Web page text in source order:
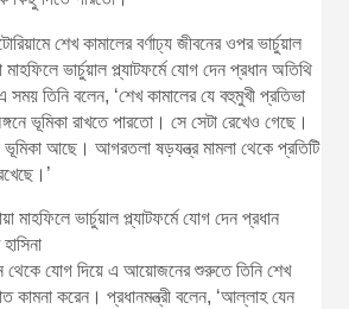
শেখ কামালের বর্ণাঢ্য জীবনের ওপর ভার্চুয়াল
ভার্চুয়াল প্ল্যাটফর্মে যোগ দেন প্রধান অতিথি
সময় তিনি বলেন, ‘শেখ কামালের যে বহুমুখী প্রতিভা
ভূমিকা রাখতে পারতো। সে সেটা রেখেও গেছে।
ভূমিকা আছে। আগরতলা ষড়যন্ত্র মামলা থেকে প্রতিটি
থেকে যোগ দিয়ে এ আয়োজনের শুরুতে তিনি শেখ
কামনা করেন। প্রধানমন্ত্রী বলেন, ‘আল্লাহ যেন